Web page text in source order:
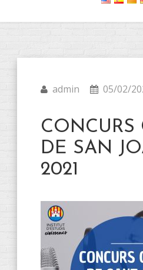
admin 05/02/
CONCURS
DE SAN
2021